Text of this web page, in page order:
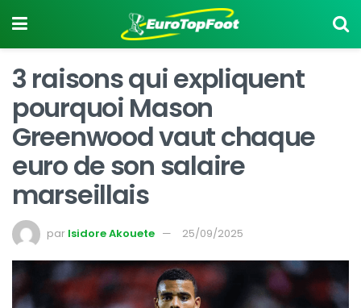
3 raisons qui expliquent
pourquoi Mason
Greenwood vaut chaque
euro de son salaire
marseillais
par Isidore Akouete 25/09/2025